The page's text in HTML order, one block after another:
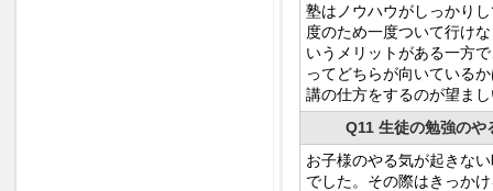
塾はノウハウがしっかり
度のため一度ついて行け
いうメリットがある一方
ってどちらが向いている
講の仕方をするのが望ま
Q11 生徒の勉強のや
お子様のやる気が起きな
でした。その際はきっか